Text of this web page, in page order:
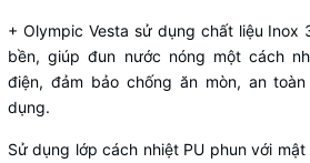
+ Olympic Vesta sử dụng chất liệu Inox
bền, giúp đun nước nóng một cách
điện, đảm bảo chống ăn mòn, an
dụng.
Sử dụng lớp cách nhiệt PU phun với